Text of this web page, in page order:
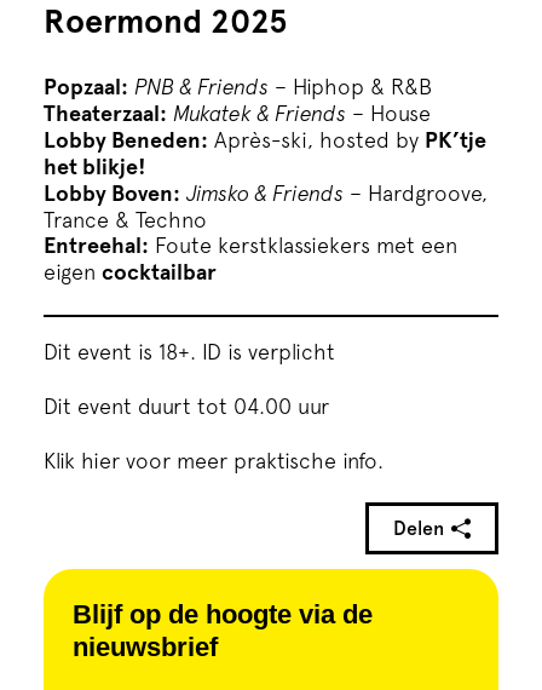
Blijf op de hoogte via de
nieuwsbrief
Roermond 2025
Popzaal: PNB & Friends – Hiphop & R&B
Theaterzaal: Mukatek & Friends – House
Lobby Beneden: Après-ski, hosted by PK’tje
het blikje!
Lobby Boven: Jimsko & Friends – Hardgroove,
Trance & Techno
Entreehal: Foute kerstklassiekers met een
eigen cocktailbar
Dit event is 18+. ID is verplicht
Dit event duurt tot 04.00 uur
Klik hier voor meer praktische info.
Delen